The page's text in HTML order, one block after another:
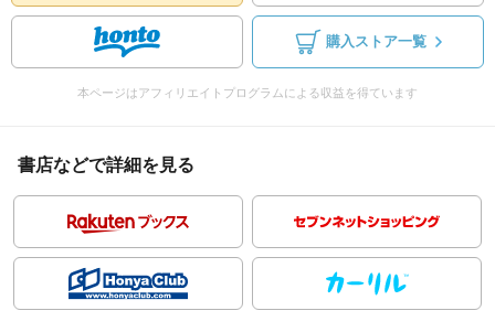
購入ストア一覧
本ページはアフィリエイトプログラムによる収益を得ています
書店などで詳細を見る